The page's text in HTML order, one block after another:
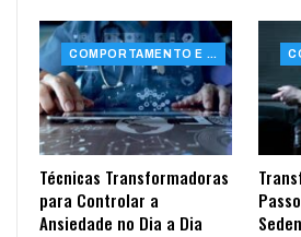
COMPORTAMENTO E SAÚDE
Técnicas Transformadoras
para Controlar a
Ansiedade no Dia a Dia